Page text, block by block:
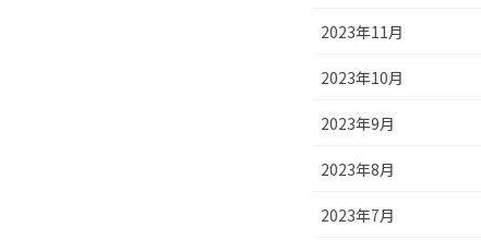
2023年11月
2023年10月
2023年9月
2023年8月
2023年7月